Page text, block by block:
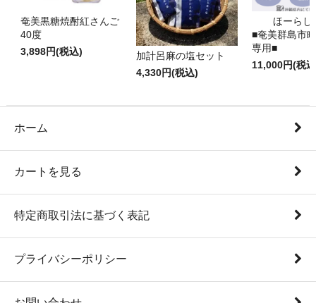
奄美黒糖焼酎紅さんご
40度
3,898円(税込)
加計呂麻の塩セット
4,330円(税込)
ほーらし
■奄美群島市
専用■
11,000円(税
ホーム
カートを見る
特定商取引法に基づく表記
プライバシーポリシー